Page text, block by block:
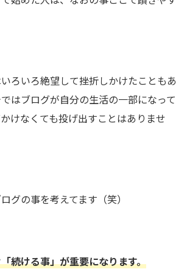
ろいろ絶望して挫折しかけたこともあ
はブログが自分の生活の一部になって
けなくても投げ出すことはありませ
グの事を考えてます（笑）
続ける事」が重要になります。